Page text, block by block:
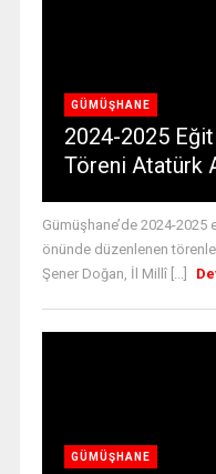
GÜMÜŞHANE
2024-2025
Töreni Atatürk
Gümüşhane’de 2024-2025
önünde düzenlenen
Şener Doğan, İl Millî [...]
GÜMÜŞHANE